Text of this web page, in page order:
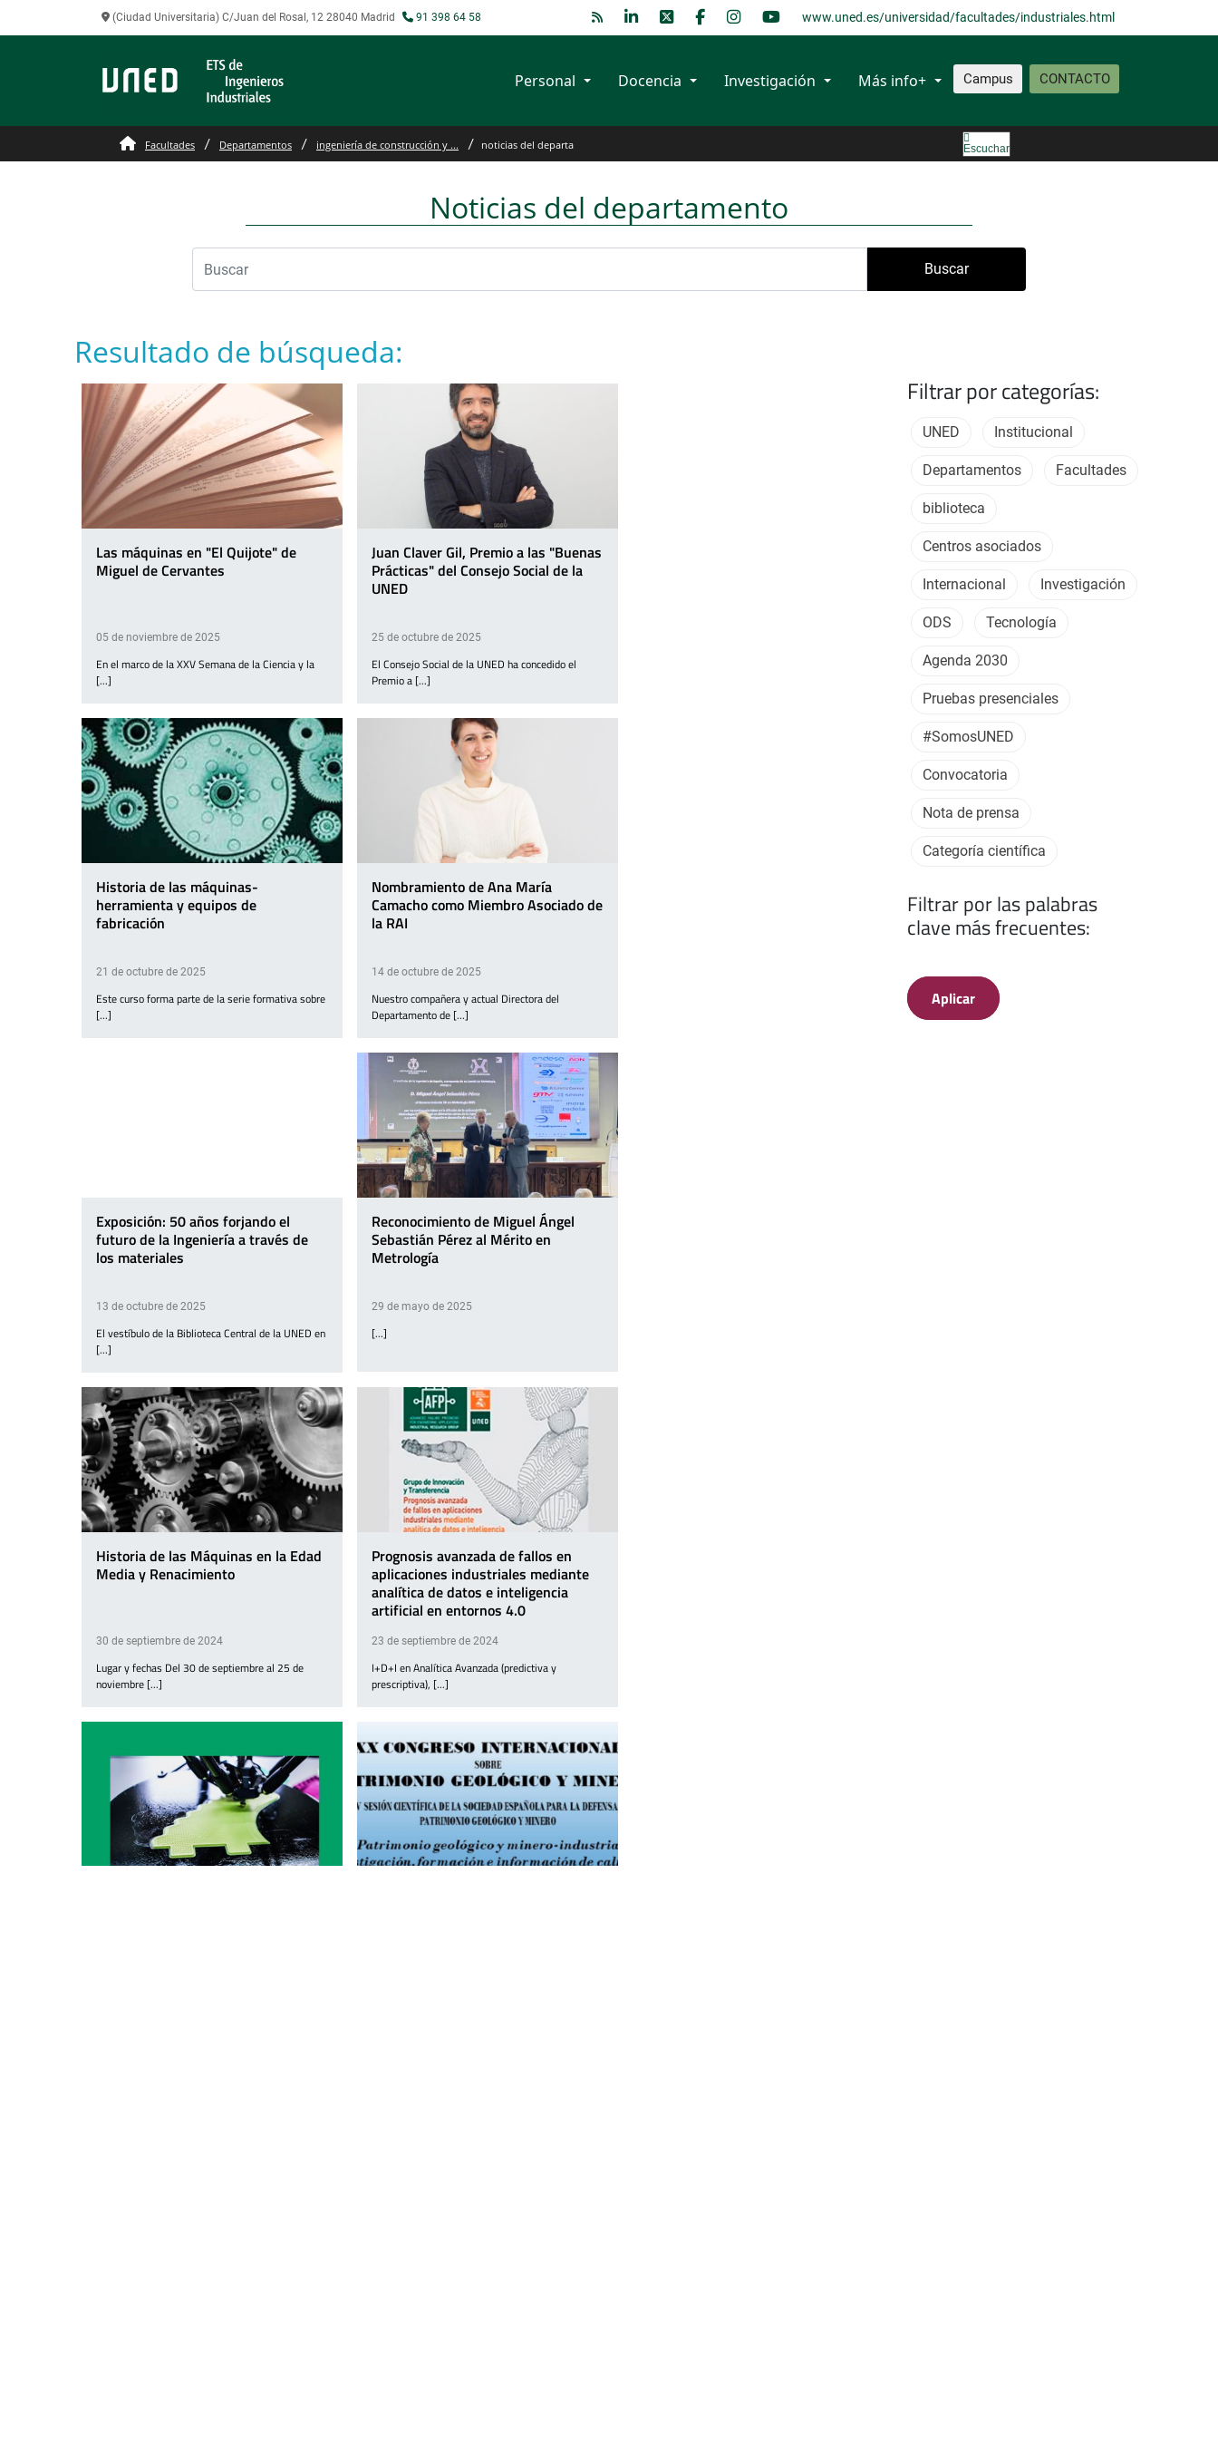
(Ciudad Universitaria) C/Juan del Rosal, 12 28040 Madrid 91 398 64 58 www.uned.es/universidad/facultades/industriales.html
Campus CONTACTO
Personal Docencia Investigación Más info+
Facultades Departamentos ingeniería de construcción y ... noticias del departa Escuchar
Noticias del departamento
Buscar
Resultado de búsqueda:
Las máquinas en "El Quijote" de
Miguel de Cervantes
05 de noviembre de 2025
En el marco de la XXV Semana de la Ciencia y la
[...]
Juan Claver Gil, Premio a las "Buenas
Prácticas" del Consejo Social de la
UNED
25 de octubre de 2025
El Consejo Social de la UNED ha concedido el
Premio a [...]
Historia de las máquinas-
herramienta y equipos de
fabricación
21 de octubre de 2025
Este curso forma parte de la serie formativa sobre
[...]
Nombramiento de Ana María
Camacho como Miembro Asociado de
la RAI
14 de octubre de 2025
Nuestro compañera y actual Directora del
Departamento de [...]
Exposición: 50 años forjando el
futuro de la Ingeniería a través de
los materiales
13 de octubre de 2025
El vestíbulo de la Biblioteca Central de la UNED en
[...]
Reconocimiento de Miguel Ángel
Sebastián Pérez al Mérito en
Metrología
29 de mayo de 2025
[...]
Historia de las Máquinas en la Edad
Media y Renacimiento
30 de septiembre de 2024
Lugar y fechas Del 30 de septiembre al 25 de
noviembre [...]
Prognosis avanzada de fallos en
aplicaciones industriales mediante
analítica de datos e inteligencia
artificial en entornos 4.0
23 de septiembre de 2024
I+D+I en Analítica Avanzada (predictiva y
prescriptiva), [...]
Filtrar por categorías:
UNED Institucional
Departamentos Facultades
biblioteca
Centros asociados
Internacional Investigación
ODS Tecnología
Agenda 2030
Pruebas presenciales
#SomosUNED
Convocatoria
Nota de prensa
Categoría científica
Filtrar por las palabras
clave más frecuentes:
Aplicar